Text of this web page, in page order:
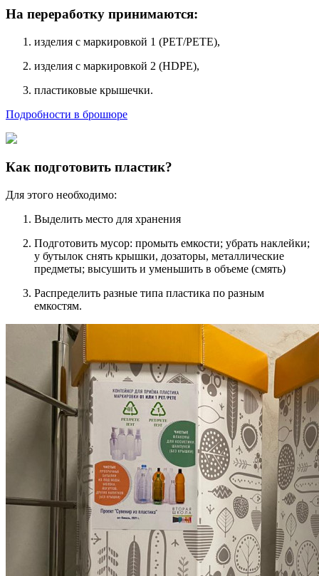
На переработку принимаются:
изделия с маркировкой 1 (PET/PETE),
изделия с маркировкой 2 (HDPE),
пластиковые крышечки.
Подробности в брошюре
Как подготовить пластик?
Для этого необходимо:
Выделить место для хранения
Подготовить мусор: промыть емкости; убрать наклейки;
у бутылок снять крышки, дозаторы, металлические
предметы; высушить и уменьшить в объеме (смять)
Распределить разные типа пластика по разным
емкостям.